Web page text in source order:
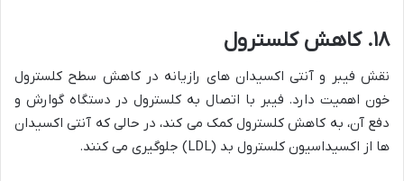
۱۸. کاهش کلسترول
نقش فیبر و آنتی اکسیدان های رازیانه در کاهش سطح کلسترول
خون اهمیت دارد. فیبر با اتصال به کلسترول در دستگاه گوارش و
دفع آن، به کاهش کلسترول کمک می کند، در حالی که آنتی اکسیدان
ها از اکسیداسیون کلسترول بد (LDL) جلوگیری می کنند.